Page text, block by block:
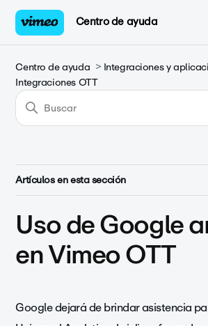
Centro de ayuda
Centro de ayuda
Integraciones y
Integraciones OTT
Artículos en esta sección
Uso de Google
en Vimeo OTT
Google dejará de brindar asistencia